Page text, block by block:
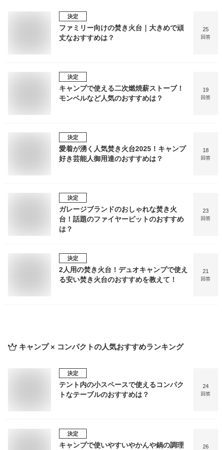
決定
ファミリー向けの焚き火台｜大きめで頑
丈なおすすめは？
25
回答
決定
キャンプで使える二次燃焼薪ストーブ！
モンベルなど人気のおすすめは？
19
回答
決定
愛着が湧く人気焚き火台2025！キャンプ
好き芸能人御用達のおすすめは？
18
回答
決定
ガレージブランドのおしゃれな焚き火
台！話題のファイヤーピットのおすすめ
は？
23
回答
決定
2人用の焚き火台！デュオキャンプで使え
る安い焚き火台のおすすめを教えて！
21
回答
キャンプ × コンパクトの人気おすすめランキング
決定
テント内の小スペースで使えるコンパク
トなテーブルのおすすめは？
24
回答
決定
キャンプで使いやすいやかんや鍋の調理
26